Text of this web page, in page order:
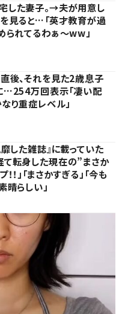
した妻子。→夫が用意し
見ると…「英才教育が過
られてるわぁ～ww」
後、それを見た2歳息子
万回表示「凄い配
なり重症レベル」
した雑誌』に載っていた
て転身した現在の”まさか
！」「まさかすぎる」「今も
晴らしい」